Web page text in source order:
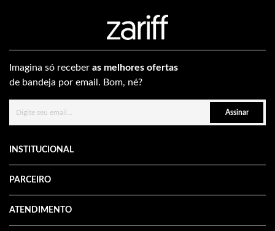
Imagina só receber as melhores ofertas
de bandeja por email. Bom, né?
Assinar
INSTITUCIONAL
PARCEIRO
ATENDIMENTO